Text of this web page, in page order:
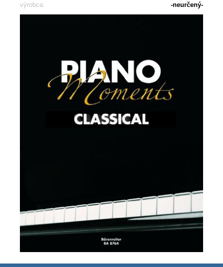
výrobca:
-neurčený-